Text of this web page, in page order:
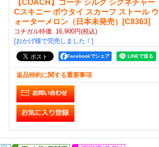
【COACH】コーチ シルク シグネチャー
Cスキニー ボウタイ スカーフ ストール ウ
ォーターメロン（日本未発売）
[C8363]
コチガル特価: 16,900円(税込)
[おかげ様で完売しました！]
Facebookでシェア
返品特約に関する重要事項